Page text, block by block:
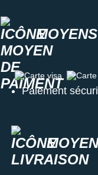
Carte visa Carte
Paiement